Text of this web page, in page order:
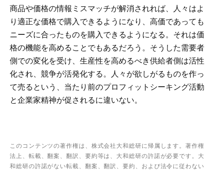
商品や価格の情報ミスマッチが解消されれば、人々はよ
り適正な価格で購入できるようになり、高価であっても
ニーズに合ったものを購入できるようになる。それは価
格の機能を高めることでもあるだろう。そうした需要者
側での変化を受け、生産性を高めるべき供給者側は活性
化され、競争が活発化する。人々が欲しがるものを作っ
て売るという、当たり前のプロフィットシーキング活動
と企業家精神が促されるに違いない。
このコンテンツの著作権は、株式会社大和総研に帰属します。著作権
法上、転載、翻案、翻訳、要約等は、大和総研の許諾が必要です。大
和総研の許諾がない転載、翻案、翻訳、要約、および法令に従わない